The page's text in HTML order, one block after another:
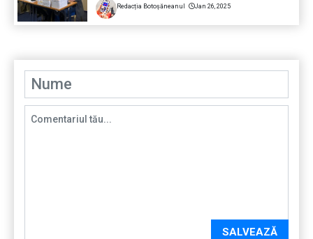
Redacția Botoșăneanul Jan 26, 2025
SALVEAZĂ